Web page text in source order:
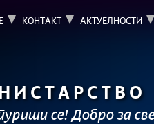
КОНТАКТ АКТУЕЛНОСТИ
се! Добро за